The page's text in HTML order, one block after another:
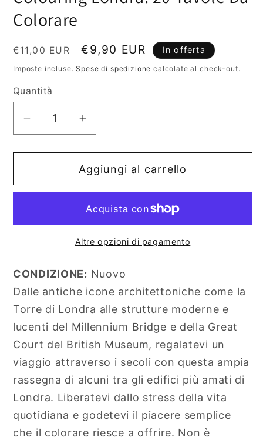
finestra
modale
Colorare
Prezzo
di
€11,00 EUR
Prezzo
scontato
€9,90 EUR In offerta
Imposte incluse.Spese di spedizione calcolate al check-out.
Quantità
Diminuisci
per
Colouring
Londra.
Aumenta
per
Colouring
Londra.
Tavole
Colorare
Aggiungi al carrello
Altre opzioni di pagamento
CONDIZIONE: Nuovo
Dalle antiche icone architettoniche come la
Torre di Londra alle strutture moderne e
lucenti del Millennium Bridge e della Great
Court del British Museum, regalatevi un
viaggio attraverso i secoli con questa ampia
rassegna di alcuni tra gli edifici più amati di
Londra. Liberatevi dallo stress della vita
quotidiana e godetevi il piacere semplice
che il colorare riesce a offrire. Non è